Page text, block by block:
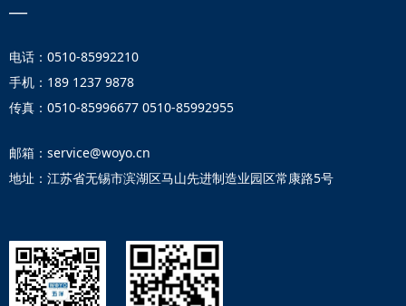
—
电话：0510-85992210
手机：189 1237 9878
传真：0510-85996677 0510-85992955
邮箱：service@woyo.cn
地址：江苏省无锡市滨湖区马山先进制造业园区常康路5号